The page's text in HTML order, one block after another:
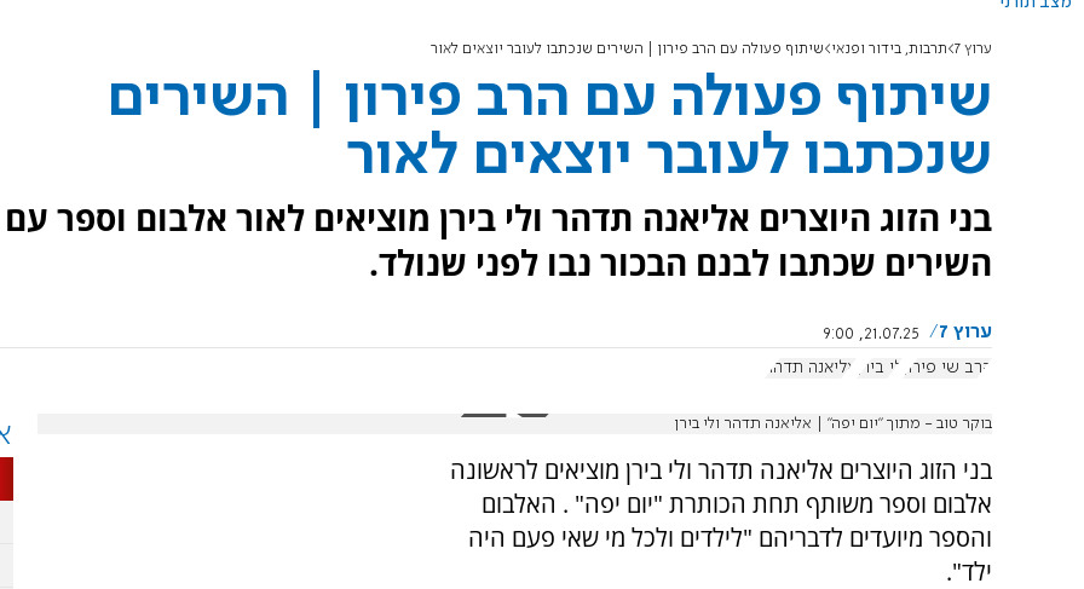
ערוץ 7 תרבות, בידור ופנאי שיתוף פעולה עם הרב פירון | השירים שנכתבו לעובר יוצאים לאור
שיתוף פעולה עם הרב פירון | השירים
שנכתבו לעובר יוצאים לאור
בני הזוג היוצרים אליאנה תדהר ולי בירן מוציאים לאור אלבום וספר עם
השירים שכתבו לבנם הבכור נבו לפני שנולד.
ערוץ 7
21.07.25, 9:00
הרב שי פירון
לי בירן אליאנה תדהר
בוקר טוב - מתוך ״יום יפה״ | אליאנה תדהר ולי בירן
בני הזוג היוצרים אליאנה תדהר ולי בירן מוציאים לראשונה
אלבום וספר משותף תחת הכותרת "יום יפה" . האלבום
והספר מיועדים לדבריהם "לילדים ולכל מי שאי פעם היה
ילד".